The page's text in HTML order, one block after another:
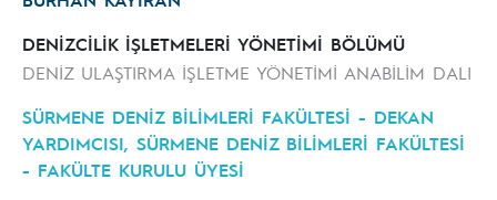
DENİZCİLİK İŞLETMELERİ YÖNETİMİ BÖLÜMÜ
DENİZ ULAŞTIRMA İŞLETME YÖNETİMİ ANABİLİM DALI
SÜRMENE DENİZ BİLİMLERİ FAKÜLTESİ - DEKAN
YARDIMCISI, SÜRMENE DENİZ BİLİMLERİ FAKÜLTESİ
- FAKÜLTE KURULU ÜYESİ